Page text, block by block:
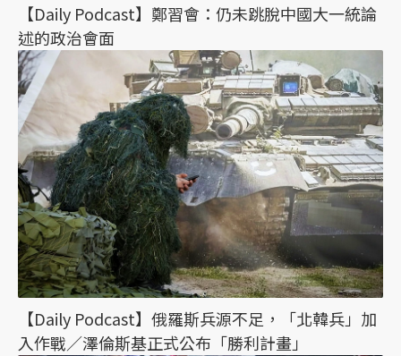
【Daily Podcast】鄭習會：仍未跳脫中國大一統論
述的政治會面
【Daily Podcast】俄羅斯兵源不足，「北韓兵」加
入作戰／澤倫斯基正式公布「勝利計畫」